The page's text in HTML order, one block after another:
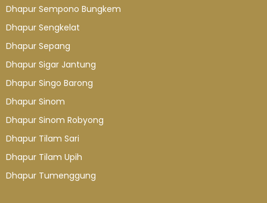
Dhapur Sempono Bungkem
Dhapur Sengkelat
Dhapur Sepang
Dhapur Sigar Jantung
Dhapur Singo Barong
Dhapur Sinom
Dhapur Sinom Robyong
Dhapur Tilam Sari
Dhapur Tilam Upih
Dhapur Tumenggung